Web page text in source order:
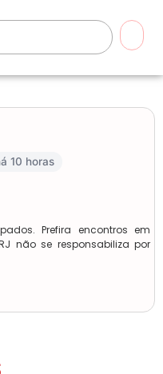
10 horas
Prefira encontros em
não se responsabiliza por